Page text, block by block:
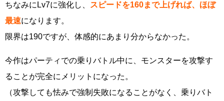
ちなみにLv7に強化し、
スピードを160まで上げれば、ほぼ
最速になります。
限界は190ですが、体感的にあまり分からなかった。
今作はパーティでの乗りバトル中に、モンスターを攻撃す
ることが完全にメリットになった。
（攻撃しても怯みで強制失敗になることがなく、乗りバト